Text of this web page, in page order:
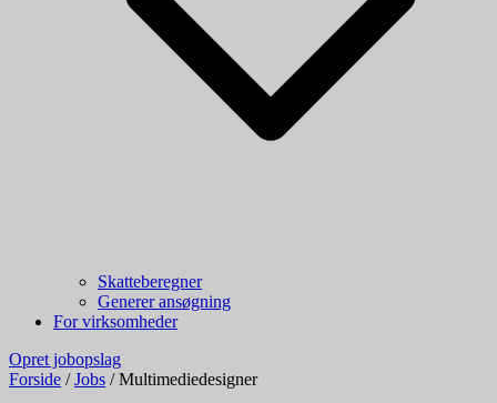
Skatteberegner
Generer ansøgning
For virksomheder
Opret jobopslag
Forside / Jobs / Multimediedesigner